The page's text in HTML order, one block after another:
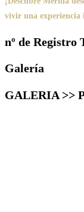
vivir una experiencia
nº de Registro
Galería
GALERIA >>